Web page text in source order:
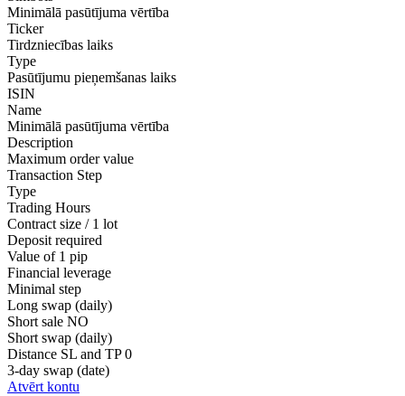
Minimālā pasūtījuma vērtība
Ticker
Tirdzniecības laiks
Type
Pasūtījumu pieņemšanas laiks
ISIN
Name
Minimālā pasūtījuma vērtība
Description
Maximum order value
Transaction Step
Type
Trading Hours
Contract size / 1 lot
Deposit required
Value of 1 pip
Financial leverage
Minimal step
Long swap (daily)
Short sale NO
Short swap (daily)
Distance SL and TP 0
3-day swap (date)
Atvērt kontu